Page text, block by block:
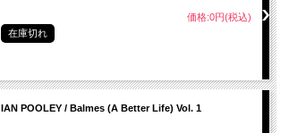
価格:0円(税込)
在庫切れ
IAN POOLEY / Balmes (A Better Life) Vol. 1